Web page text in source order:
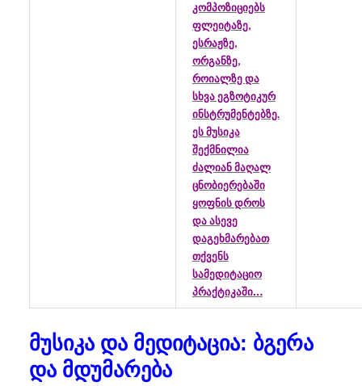
კომპოზიციებს
ფლეიტაზე,
ესრაჟზე,
ორგანზე,
როიალზე და
სხვა ეგზოტიკურ
ინსტრუმენტებზე.
ეს მუსიკა
შექმნილია
ძალიან მაღალ
ცნობიერებაში
ყოფნის დროს
და ასევე
დაგეხმარებათ
თქვენს
სამედიტაციო
პრაქტიკაში…
მუსიკა და მედიტაცია: ბგერა
და მდუმარება